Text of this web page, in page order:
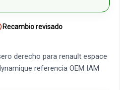
Recambio revisado
derecho para renault espace
referencia OEM IAM